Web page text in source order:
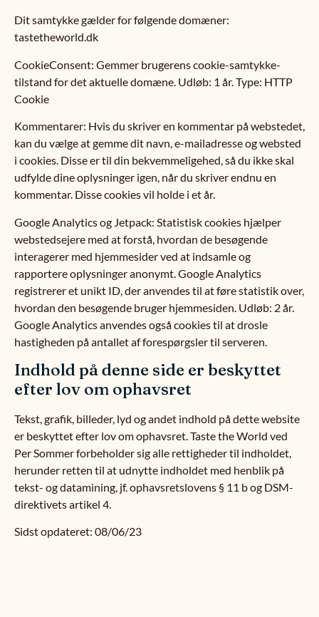
Dit samtykke gælder for følgende domæner:
tastetheworld.dk
CookieConsent: Gemmer brugerens cookie-samtykke-
tilstand for det aktuelle domæne. Udløb: 1 år. Type: HTTP
Cookie
Kommentarer: Hvis du skriver en kommentar på webstedet,
kan du vælge at gemme dit navn, e-mailadresse og websted
i cookies. Disse er til din bekvemmeligehed, så du ikke skal
udfylde dine oplysninger igen, når du skriver endnu en
kommentar. Disse cookies vil holde i et år.
Google Analytics og Jetpack: Statistisk cookies hjælper
webstedsejere med at forstå, hvordan de besøgende
interagerer med hjemmesider ved at indsamle og
rapportere oplysninger anonymt. Google Analytics
registrerer et unikt ID, der anvendes til at føre statistik over,
hvordan den besøgende bruger hjemmesiden. Udløb: 2 år.
Google Analytics anvendes også cookies til at drosle
hastigheden på antallet af forespørgsler til serveren.
Indhold på denne side er beskyttet
efter lov om ophavsret
Tekst, grafik, billeder, lyd og andet indhold på dette website
er beskyttet efter lov om ophavsret. Taste the World ved
Per Sommer forbeholder sig alle rettigheder til indholdet,
herunder retten til at udnytte indholdet med henblik på
tekst- og datamining, jf. ophavsretslovens § 11 b og DSM-
direktivets artikel 4.
Sidst opdateret: 08/06/23